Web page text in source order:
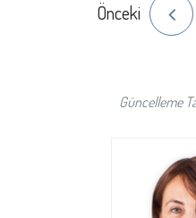
Önceki
Güncelleme